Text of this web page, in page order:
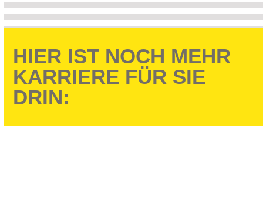
HIER IST NOCH MEHR
KARRIERE FÜR SIE
DRIN: